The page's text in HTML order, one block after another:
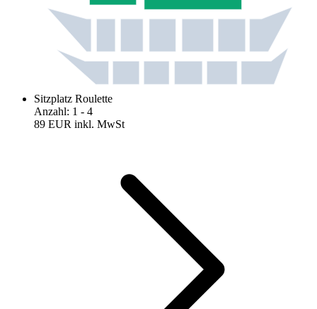
Sitzplatz Roulette
Anzahl: 1 - 4
89 EUR inkl. MwSt